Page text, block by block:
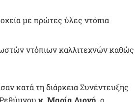
με πρώτες ύλες ντόπια
ντόπιων καλλιτεχνών καθώς
κατά τη διάρκεια Συνέντευξης
κ. Μαρία Λιονή, ο